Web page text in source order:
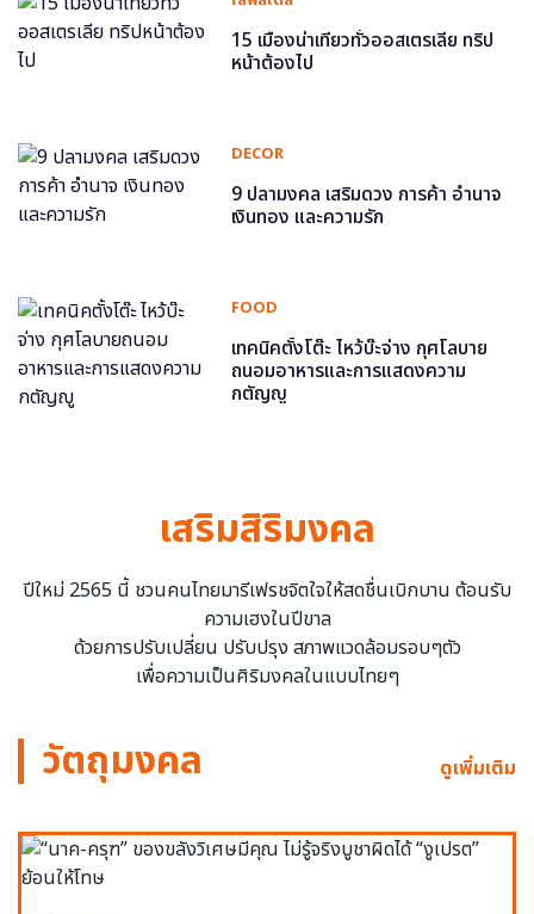
15 เมืองน่าเที่ยวทั่วออสเตรเลีย ทริป
หน้าต้องไป
DECOR
9 ปลามงคล เสริมดวง การค้า อำนาจ
เงินทอง และความรัก
FOOD
เทคนิคตั้งโต๊ะ ไหว้บ๊ะจ่าง กุศโลบาย
ถนอมอาหารและการแสดงความ
กตัญญู
เสริมสิริมงคล
ปีใหม่ 2565 นี้ ชวนคนไทยมารีเฟรชจิตใจให้สดชื่นเบิกบาน ต้อนรับ
ความเฮงในปีขาล
ด้วยการปรับเปลี่ยน ปรับปรุง สภาพแวดล้อมรอบๆตัว
เพื่อความเป็นศิริมงคลในแบบไทยๆ
วัตถุมงคล ดูเพิ่มเติม